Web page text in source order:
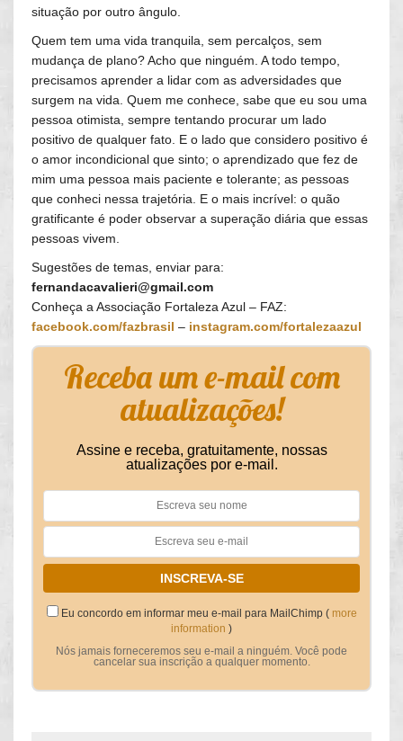
situação por outro ângulo.
Quem tem uma vida tranquila, sem percalços, sem
mudança de plano? Acho que ninguém. A todo tempo,
precisamos aprender a lidar com as adversidades que
surgem na vida. Quem me conhece, sabe que eu sou uma
pessoa otimista, sempre tentando procurar um lado
positivo de qualquer fato. E o lado que considero positivo é
o amor incondicional que sinto; o aprendizado que fez de
mim uma pessoa mais paciente e tolerante; as pessoas
que conheci nessa trajetória. E o mais incrível: o quão
gratificante é poder observar a superação diária que essas
pessoas vivem.
Sugestões de temas, enviar para:
fernandacavalieri@gmail.com
Conheça a Associação Fortaleza Azul – FAZ:
facebook.com/fazbrasil – instagram.com/fortalezaazul
Receba um e-mail com
atualizações!
Assine e receba, gratuitamente, nossas
atualizações por e-mail.
Eu concordo em informar meu e-mail para MailChimp ( more
information )
Nós jamais forneceremos seu e-mail a ninguém. Você pode
cancelar sua inscrição a qualquer momento.